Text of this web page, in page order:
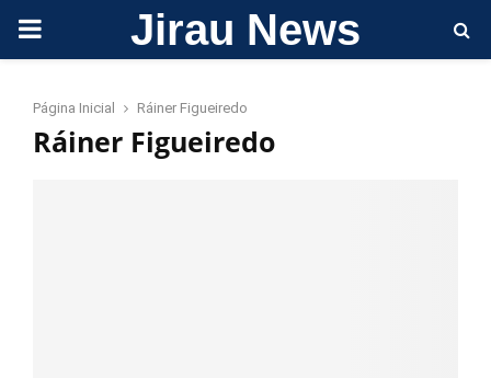
PRIMARY Jirau News
Página Inicial Ráiner Figueiredo
Ráiner Figueiredo